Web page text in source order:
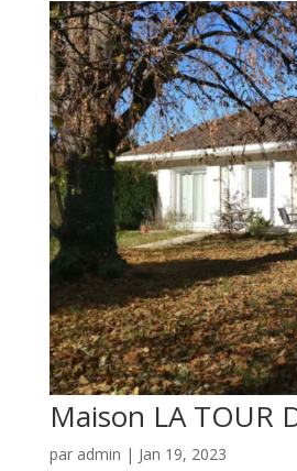
Maison LA TOUR
par admin | Jan 19, 2023